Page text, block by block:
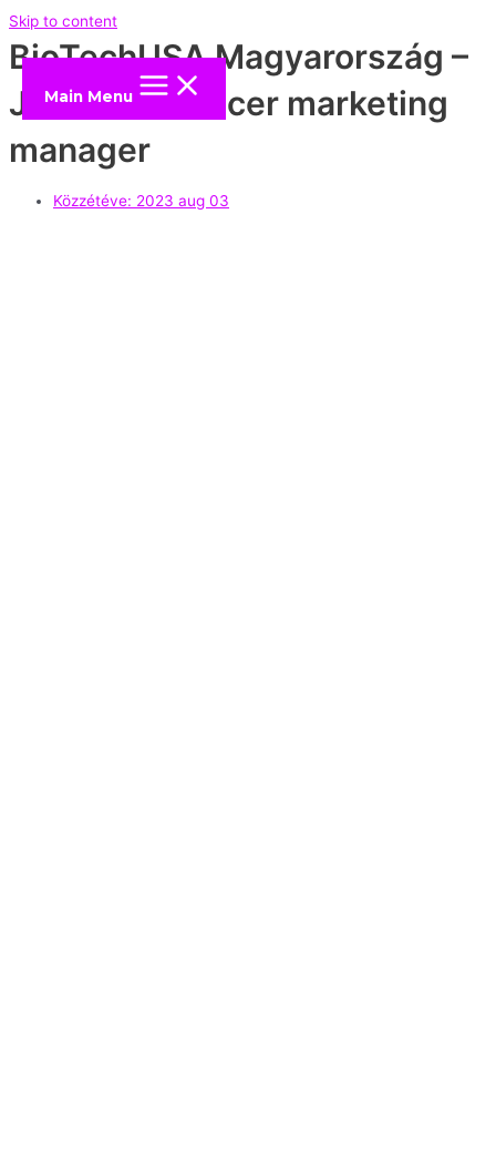
Skip to content
Main Menu
BioTechUSA Magyarország –
Junior influencer marketing
manager
Közzétéve: 2023 aug 03